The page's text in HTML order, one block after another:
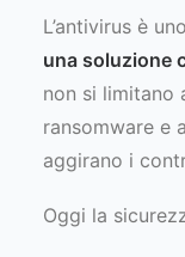
L’antivirus è
una soluzione
non si limitano
ransomware e
aggirano i
Oggi la